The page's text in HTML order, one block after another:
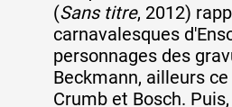
(Sans titre, 2012)
carnavalesques
personnages des
Beckmann, ailleurs
Crumb et Bosch.